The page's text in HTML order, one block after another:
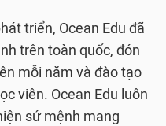
triển, Ocean Edu đã
trên toàn quốc, đón
mỗi năm và đào tạo
viên. Ocean Edu luôn
sứ mệnh mang